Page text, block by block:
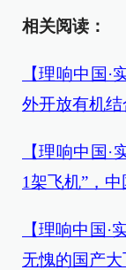
相关阅读：
【理响中国
外开放有机
【理响中国
1架飞机”，
【理响中国·
无愧的国产大